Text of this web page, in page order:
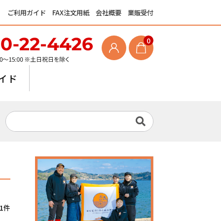
ご利用ガイド FAX注文用紙 会社概要 業販受付
0
ド
件